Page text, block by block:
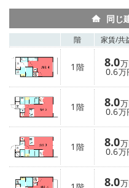
同じ
階 家賃/共
1 階 8.0
0.6万
1 階 8.0
0.6万
1 階 8.0
0.6万
8.0